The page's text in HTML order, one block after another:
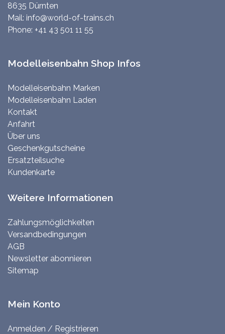
8635 Dürnten
Mail: info@world-of-trains.ch
Phone: +41 43 501 11 55
Modelleisenbahn Shop Infos
Modelleisenbahn Marken
Modelleisenbahn Laden
Kontakt
Anfahrt
Über uns
Geschenkgutscheine
Ersatzteilsuche
Kundenkarte
Weitere Informationen
Zahlungsmöglichkeiten
Versandbedingungen
AGB
Newsletter abonnieren
Sitemap
Mein Konto
Anmelden / Registrieren